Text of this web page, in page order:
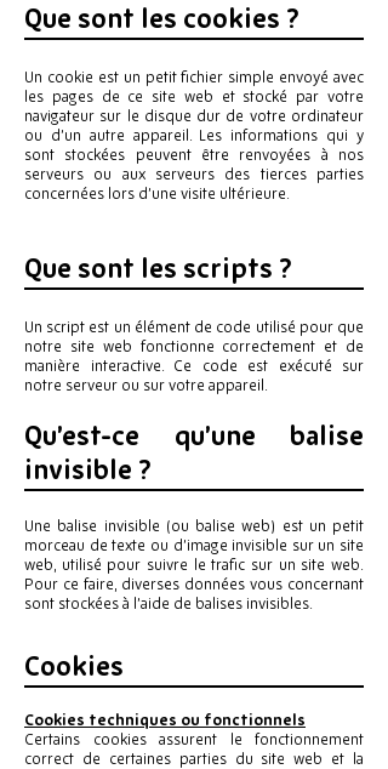
Que sont les cookies ?
Un cookie est un petit fichier simple envoyé avec
les pages de ce site web et stocké par votre
navigateur sur le disque dur de votre ordinateur
ou d’un autre appareil. Les informations qui y
sont stockées peuvent être renvoyées à nos
serveurs ou aux serveurs des tierces parties
concernées lors d’une visite ultérieure.
Que sont les scripts ?
Un script est un élément de code utilisé pour que
notre site web fonctionne correctement et de
manière interactive. Ce code est exécuté sur
notre serveur ou sur votre appareil.
Qu’est-ce qu’une balise
invisible ?
Une balise invisible (ou balise web) est un petit
morceau de texte ou d’image invisible sur un site
web, utilisé pour suivre le trafic sur un site web.
Pour ce faire, diverses données vous concernant
sont stockées à l’aide de balises invisibles.
Cookies
Cookies techniques ou fonctionnels
Certains cookies assurent le fonctionnement
correct de certaines parties du site web et la